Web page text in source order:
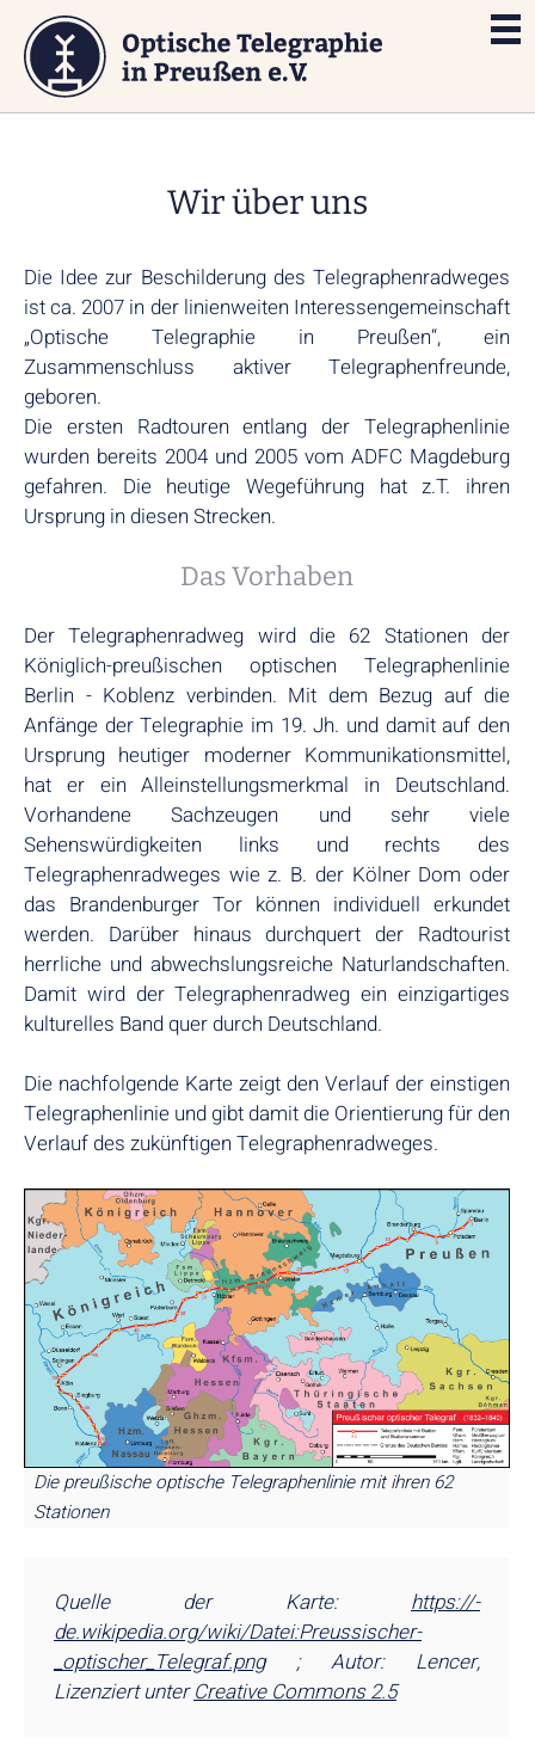
Wir über uns
Die Idee zur Beschilderung des Telegraphenradweges
ist ca. 2007 in der linienweiten Interessengemeinschaft
„Optische Telegraphie in Preußen“, ein
Zusammenschluss aktiver Telegraphenfreunde,
geboren.
Die ersten Radtouren entlang der Telegraphenlinie
wurden bereits 2004 und 2005 vom ADFC Magdeburg
gefahren. Die heutige Wegeführung hat z.T. ihren
Ursprung in diesen Strecken.
Das Vorhaben
Der Telegraphenradweg wird die 62 Stationen der
Königlich-preußischen optischen Telegraphenlinie
Berlin - Koblenz verbinden. Mit dem Bezug auf die
Anfänge der Telegraphie im 19. Jh. und damit auf den
Ursprung heutiger moderner Kommunikationsmittel,
hat er ein Alleinstellungsmerkmal in Deutschland.
Vorhandene Sachzeugen und sehr viele
Sehenswürdigkeiten links und rechts des
Telegraphenradweges wie z. B. der Kölner Dom oder
das Brandenburger Tor können individuell erkundet
werden. Darüber hinaus durchquert der Radtourist
herrliche und abwechslungsreiche Naturlandschaften.
Damit wird der Telegraphenradweg ein einzigartiges
kulturelles Band quer durch Deutschland.
Die nachfolgende Karte zeigt den Verlauf der einstigen
Telegraphenlinie und gibt damit die Orientierung für den
Verlauf des zukünftigen Telegraphenradweges.
Die preußische optische Telegraphenlinie mit ihren 62
Stationen
Quelle der Karte: https://­
de.wikipedia.org­/wiki/Datei:­Preussischer­
_optischer­_Telegraf.png; Autor: Lencer,
Lizenziert unterCreative Commons 2.5